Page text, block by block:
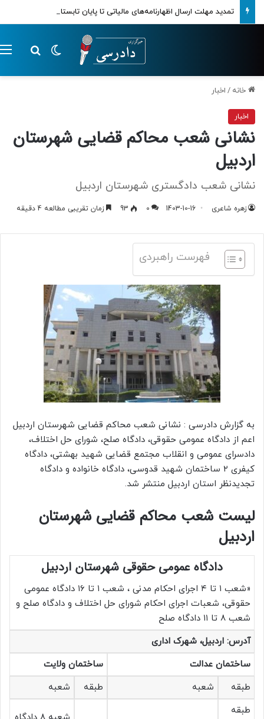
تمدید مهلت ارسال اظهارنامه‌های مالیاتی تا پایان تابستان 1405
تغییر پوسته
خانه / اخبار
اخبار
نشانی شعب محاکم قضایی شهرستان
اردبیل
نشانی شعب دادگستری شهرستان اردبیل
زهره شاعری 1403-10-16
0
93 زمان تقریبی مطالعه 4 دقیقه
فهرست راهبردی
به گزارش دادرسی : نشانی شعب محاکم قضایی شهرستان اردبیل
اعم از دادگاه عمومی حقوقی، دادگاه صلح، شورای حل اختلاف،
دادسرای عمومی و انقلاب مجتمع قضایی شهید بهشتی، دادگاه
کیفری ۲ ساختمان شهید قدوسی، دادگاه خانواده و دادگاه
تجدیدنظر استان اردبیل منتشر شد.
لیست شعب محاکم قضایی شهرستان
اردبیل
دادگاه عمومی حقوقی شهرستان اردبیل
«شعب ۱ تا ۴ اجرای احکام مدنی ، شعب ۱ تا ۱۶ دادگاه عمومی
حقوقی، شعبات اجرای احکام شورای حل اختلاف و دادگاه صلح و
شعب ۸ تا ۱۱ دادگاه صلح
آدرس: اردبیل، شهرک اداری
ساختمان عدالت
ساختمان ولایت
طبقه
شعبه طبقه
شعبه
طبقه